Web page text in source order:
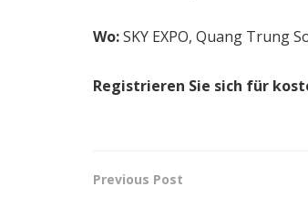
Wo:SKY EXPO, Quang Trung
Registrieren Sie sich für
Previous Post